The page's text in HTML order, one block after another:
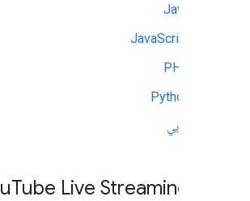
Java
JavaScript
PHP
Python
روبي
Tube Live Streaming API